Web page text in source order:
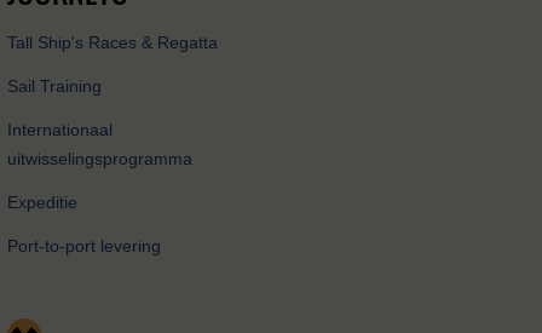
Tall Ship's Races & Regatta
Sail Training
Internationaal
uitwisselingsprogramma
Expeditie
Port-to-port levering